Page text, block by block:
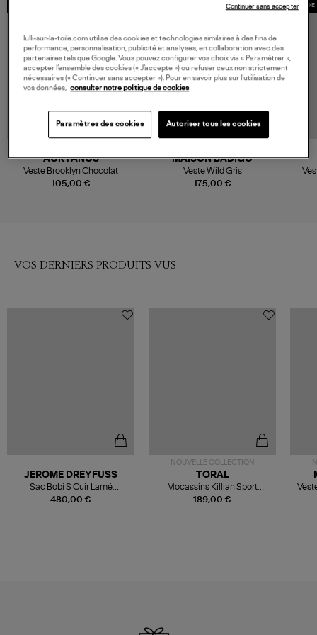
105,00 €
AOKYANOS
Veste Brooklyn Chocolat
175,00 €
MAISON BADIGO
Veste Wild Gris
MADE
VOS DERNIERS PRODUITS VUS
480,00 €
JEROME DREYFUSS
Sac Bobi S Cuir Lamé
Champagne
NOUVELLE COLLECTION
189,00 €
TORAL
Mocassins Killian Sport
Mousse
lulli-sur-la-toile.com utilise des cookies et technologies similaires à des fins de
performance, personnalisation, publicité et analyses, en collaboration avec des
partenaires tels que Google. Vous pouvez configurer vos choix via « Paramétrer »,
accepter l’ensemble des cookies (« J’accepte ») ou refuser ceux non strictement
nécessaires (« Continuer sans accepter »). Pour en savoir plus sur l’utilisation de
vos données, consulter notre politique de cookies
Paramètres des cookies Autoriser tous les cookies
Continuer sans accepter